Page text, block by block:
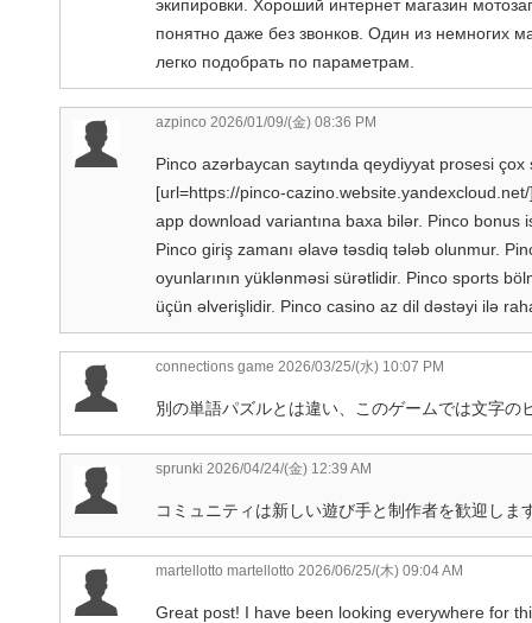
экипировки. Хороший интернет магазин
понятно даже без звонков. Один из немногих
легко подобрать по параметрам.
azpinco 2026/01/09/(金) 08:36 PM
Pinco azərbaycan saytında qeydiyyat prosesi
[url=https://pinco-
app download variantına baxa bilər. Pinco bonus
Pinco giriş zamanı əlavə təsdiq tələb olunmur.
oyunlarının yüklənməsi sürətlidir. Pinco sports
üçün əlverişlidir. Pinco casino az dil dəstəyi ilə
connections game 2026/03/25/(水) 10:07 PM
別の単語パズルとは違い、このゲームでは文字
sprunki 2026/04/24/(金) 12:39 AM
コミュニティは新しい遊び手と制作者を歓迎しま
martellotto martellotto 2026/06/25/(木) 09:04 AM
Great post! I have been looking everywhere for